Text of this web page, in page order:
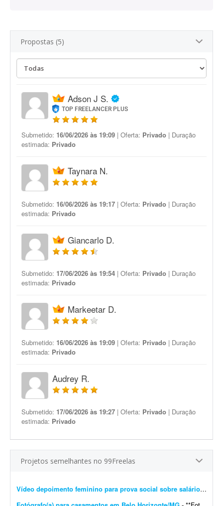
Propostas (5)
Adson J S.
TOP FREELANCER PLUS
Submetido: 16/06/2026 às 19:09 | Oferta: Privado | Duração
estimada: Privado
Taynara N.
Submetido: 16/06/2026 às 19:17 | Oferta: Privado | Duração
estimada: Privado
Giancarlo D.
Submetido: 17/06/2026 às 19:54 | Oferta: Privado | Duração
estimada: Privado
Markeetar D.
Submetido: 16/06/2026 às 19:09 | Oferta: Privado | Duração
estimada: Privado
Audrey R.
Submetido: 17/06/2026 às 19:27 | Oferta: Privado | Duração
estimada: Privado
Projetos semelhantes no 99Freelas
Vídeo depoimento feminino para prova social sobre salário-maternidade